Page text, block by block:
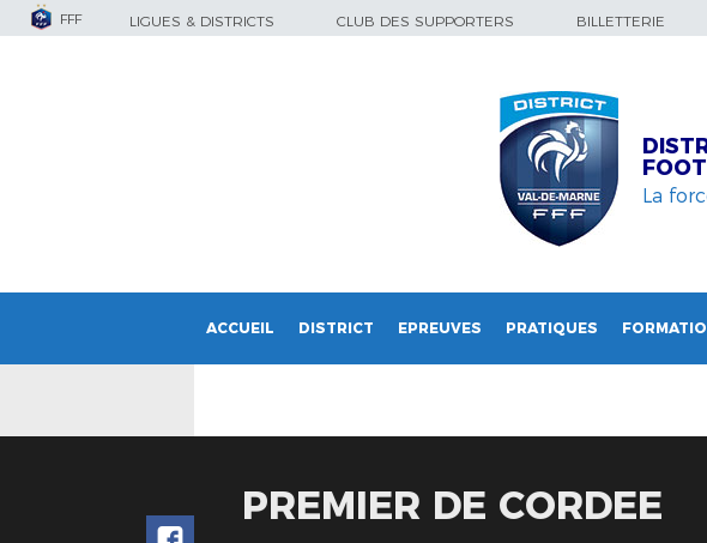
FFF LIGUES & DISTRICTS CLUB DES SUPPORTERS BILLETTERIE
La
ACCUEIL DISTRICT EPREUVES PRATIQUES
PREMIER DE CORDEE